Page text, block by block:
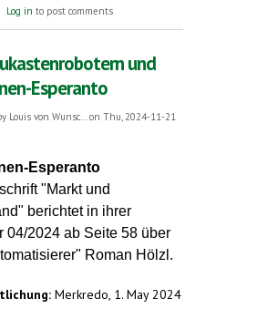
Fußball, die schönste Sprache der Welt
Log in to post comments
und
Esperanto
Louis von Wunsc...
on Thu, 2024-11-21
Esperanto
"Markt und
berichtet in ihrer
04/2024 ab Seite 58 über
Roman Hölzl.
Merkredo, 1. May 2024